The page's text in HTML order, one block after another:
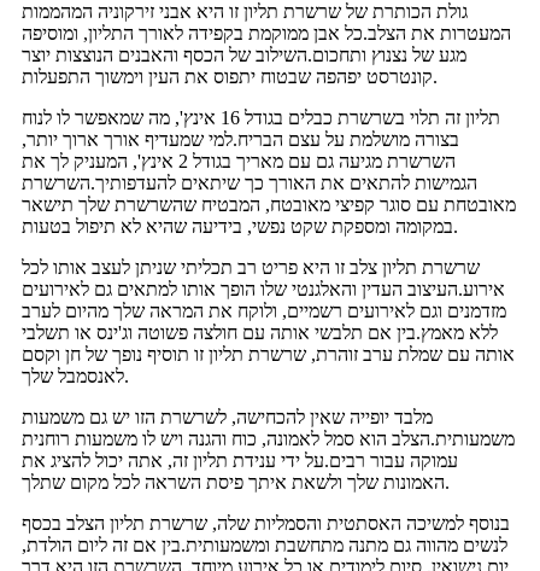
גולת הכותרת של שרשרת תליון זו היא אבני זירקוניה המהממות
המעטרות את הצלב.כל אבן ממוקמת בקפידה לאורך התליון, ומוסיפה
מגע של נצנוץ ותחכום.השילוב של הכסף והאבנים הנוצצות יוצר
קונטרסט יפהפה שבטוח יתפוס את העין וימשוך התפעלות.
תליון זה תלוי בשרשרת כבלים בגודל 16 אינץ', מה שמאפשר לו לנוח
בצורה מושלמת על עצם הבריח.למי שמעדיף אורך ארוך יותר,
השרשרת מגיעה גם עם מאריך בגודל 2 אינץ', המעניק לך את
הגמישות להתאים את האורך כך שיתאים להעדפותיך.השרשרת
מאובטחת עם סוגר קפיצי מאובטח, המבטיח שהשרשרת שלך תישאר
במקומה ומספקת שקט נפשי, בידיעה שהיא לא תיפול בטעות.
שרשרת תליון צלב זו היא פריט רב תכליתי שניתן לעצב אותו לכל
אירוע.העיצוב העדין והאלגנטי שלו הופך אותו למתאים גם לאירועים
מזדמנים וגם לאירועים רשמיים, ולוקח את המראה שלך מהיום לערב
ללא מאמץ.בין אם תלבשי אותה עם חולצה פשוטה וג'ינס או תשלבי
אותה עם שמלת ערב זוהרת, שרשרת תליון זו תוסיף נופך של חן וקסם
לאנסמבל שלך.
מלבד יופייה שאין להכחישה, לשרשרת הזו יש גם משמעות
משמעותית.הצלב הוא סמל לאמונה, כוח והגנה ויש לו משמעות רוחנית
עמוקה עבור רבים.על ידי ענידת תליון זה, אתה יכול להציג את
האמונות שלך ולשאת איתך פיסת השראה לכל מקום שתלך.
בנוסף למשיכה האסתטית והסמליות שלה, שרשרת תליון הצלב בכסף
לנשים מהווה גם מתנה מתחשבת ומשמעותית.בין אם זה ליום הולדת,
יום נישואין, סיום לימודים או כל אירוע מיוחד, השרשרת הזו היא דרך